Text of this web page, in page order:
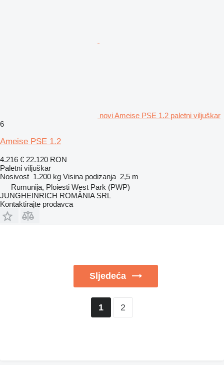
novi Ameise PSE 1.2 paletni viljuškar
6
Ameise PSE 1.2
4.216 € 22.120 RON
Paletni viljuškar
Nosivost 1.200 kg Visina podizanja 2,5 m
Rumunija, Ploiesti West Park (PWP)
JUNGHEINRICH ROMÂNIA SRL
Kontaktirajte prodavca
Sljedeća
1 2